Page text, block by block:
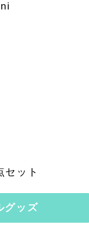
セット
グッズ